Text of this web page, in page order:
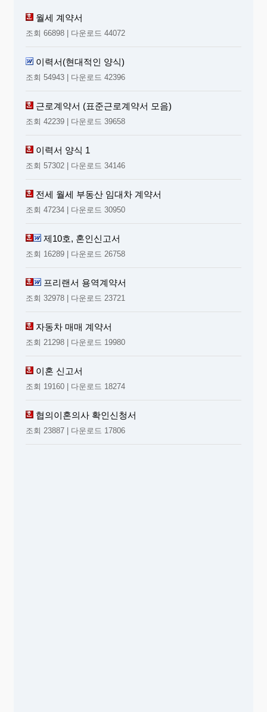
월세 계약서
조회 66898 | 다운로드 44072
이력서(현대적인 양식)
조회 54943 | 다운로드 42396
근로계약서 (표준근로계약서 모음)
조회 42239 | 다운로드 39658
이력서 양식 1
조회 57302 | 다운로드 34146
전세 월세 부동산 임대차 계약서
조회 47234 | 다운로드 30950
제10호, 혼인신고서
조회 16289 | 다운로드 26758
프리랜서 용역계약서
조회 32978 | 다운로드 23721
자동차 매매 계약서
조회 21298 | 다운로드 19980
이혼 신고서
조회 19160 | 다운로드 18274
협의이혼의사 확인신청서
조회 23887 | 다운로드 17806